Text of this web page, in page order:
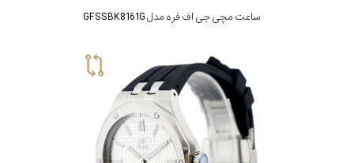
ساعت مچی جی اف فره مدل GFSSBK8161G